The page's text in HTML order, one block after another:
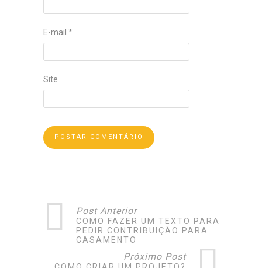
E-mail *
Site
Post Anterior
COMO FAZER UM TEXTO PARA
PEDIR CONTRIBUIÇÃO PARA
CASAMENTO
Próximo Post